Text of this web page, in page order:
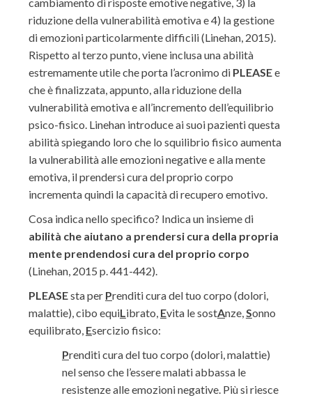
cambiamento di risposte emotive negative, 3) la
riduzione della vulnerabilità emotiva e 4) la gestione
di emozioni particolarmente difficili (Linehan, 2015).
Rispetto al terzo punto, viene inclusa una abilità
estremamente utile che porta l’acronimo di PLEASEe
che è finalizzata, appunto, alla riduzione della
vulnerabilità emotiva e all’incremento dell’equilibrio
psico-fisico. Linehan introduce ai suoi pazienti questa
abilità spiegando loro che lo squilibrio fisico aumenta
la vulnerabilità alle emozioni negative e alla mente
emotiva, il prendersi cura del proprio corpo
incrementa quindi la capacità di recupero emotivo.
Cosa indica nello specifico? Indica un insieme di
abilità che aiutano a prendersi cura della propria
mente prendendosi cura del proprio corpo
(Linehan, 2015 p. 441-442).
PLEASEsta per Prenditi cura del tuo corpo (dolori,
malattie), cibo equiLibrato, Evita le sostAnze,Sonno
equilibrato, Esercizio fisico:
Prenditi cura del tuo corpo (dolori, malattie)
nel senso che l’essere malati abbassa le
resistenze alle emozioni negative. Più si riesce